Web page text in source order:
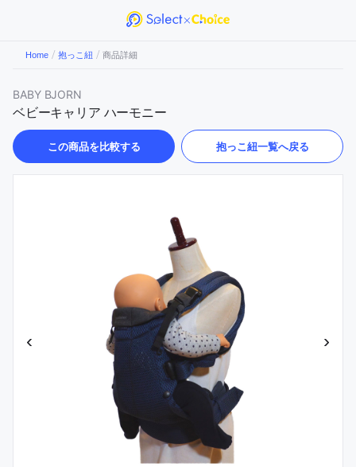
Home / 抱っこ紐 / 商品詳細
BABY BJORN
ベビーキャリア ハーモニー
この商品を比較する 抱っこ紐一覧へ戻る
‹ ›